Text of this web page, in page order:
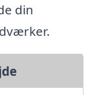
din